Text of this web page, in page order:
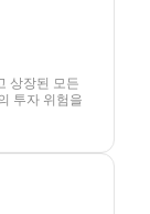
상장된 모든
투자 위험을